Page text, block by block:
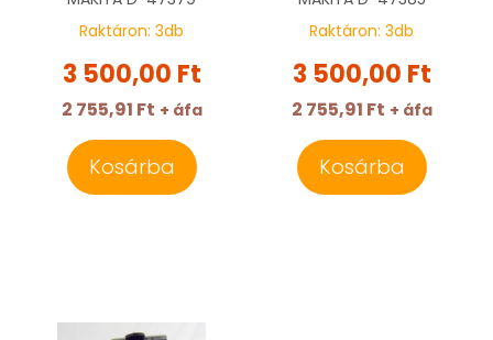
hossz: 13 mm |
Raktáron: 3db
3 500,00 Ft
2 755,91 Ft + áfa
Kosárba
hossz: 13 mm |
Raktáron: 3db
3 500,00 Ft
2 755,91 Ft + áfa
Kosárba